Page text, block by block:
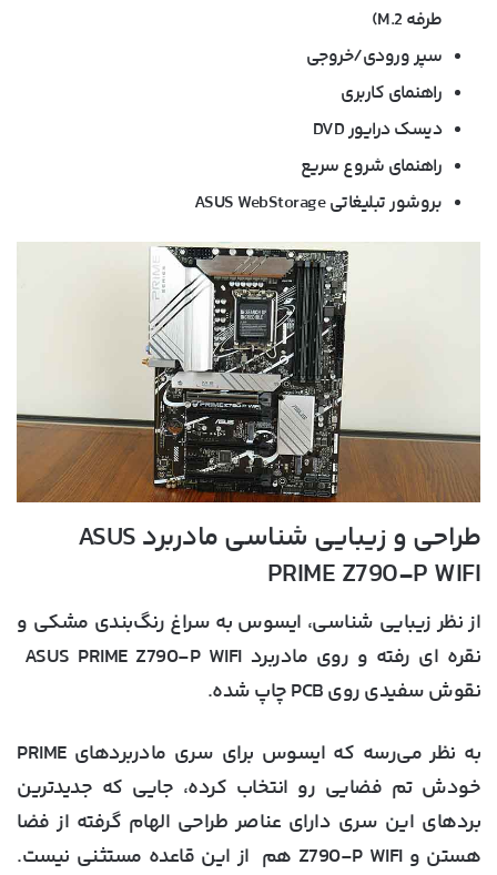
طرفه M.2)
سپر ورودی/خروجی
راهنمای کاربری
دیسک درایور DVD
راهنمای شروع سریع
بروشور تبلیغاتی ASUS WebStorage
طراحی و زیبایی شناسی مادربرد ASUS
PRIME Z790-P WIFI
از نظر زیبایی شناسی، ایسوس به سراغ رنگ‌بندی مشکی و
نقوش سفیدی روی PCB چاپ شده.
به نظر می‌رسه که ایسوس برای سری مادربردهای PRIME
خودش تم فضایی رو انتخاب کرده، جایی که جدیدترین
بردهای این سری دارای عناصر طراحی الهام گرفته از فضا
هستن و Z790-P WIFI هم از این قاعده مستثنی نیست.